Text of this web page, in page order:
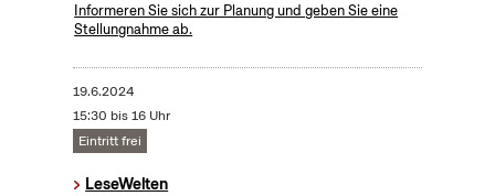
Informeren Sie sich zur Planung und geben Sie eine
Stellungnahme ab.
19.6.2024
15:30 bis 16 Uhr
Eintritt frei
LeseWelten